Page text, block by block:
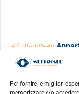
Per fornire le migliori
memorizzare e/o
Rif. BS-086-RV
€ 259.000
Cordenons